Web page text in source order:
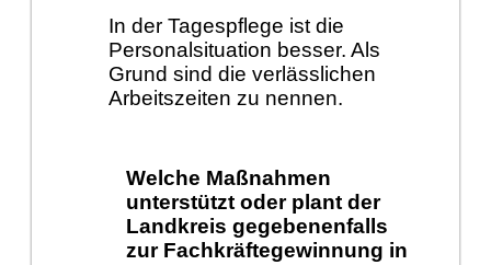
In der Tagespflege ist die
Personalsituation besser. Als
Grund sind die verlässlichen
Arbeitszeiten zu nennen.
Welche Maßnahmen
unterstützt oder plant der
Landkreis gegebenenfalls
zur Fachkräftegewinnung in